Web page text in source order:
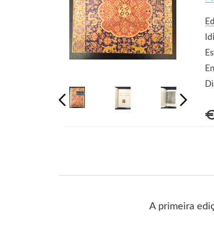
A primeira